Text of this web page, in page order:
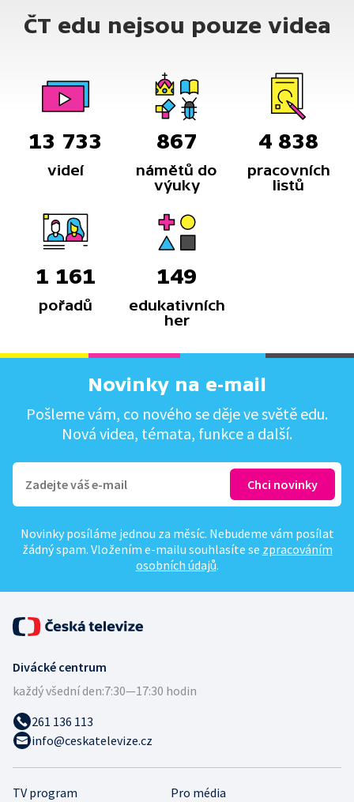
byly srovnány se zemí, jiné byly zdařile
revitalizovány a získaly novou funkci.
ČT edu nejsou pouze videa
13 733
videí
867
námětů do
výuky
4 838
pracovních
listů
1 161
pořadů
149
edukativních
her
Novinky na e-mail
Pošleme vám, co nového se děje ve světě edu.
Nová videa, témata, funkce a další.
Novinky posíláme jednou za měsíc. Nebudeme vám posílat
žádný spam. Vložením e-mailu souhlasíte se zpracováním
osobních údajů.